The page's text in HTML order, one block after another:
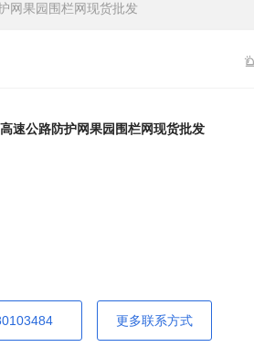
网果园围栏网现货批发
速公路防护网果园围栏网现货批发
更多联系方式